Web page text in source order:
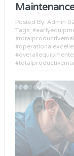
Posted By: Admin
Tags: